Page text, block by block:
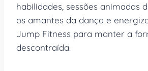
habilidades, sessões animadas
os amantes da dança e
Jump Fitness para manter a
descontraída.